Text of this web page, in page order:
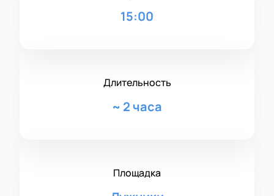
15:00
Длительность
~ 2 часа
Площадка